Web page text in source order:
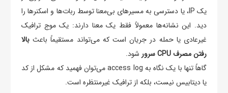
یک IP، یا دسترسی به مسیرهای بی‌معنا توسط ربات‌ها و اسکنرها را
دید. این نشانه‌ها معمولاً فقط یک معنا دارند: یک موج ترافیک
غیرعادی یا حمله در جریان است که می‌تواند مستقیماً باعث بالا
رفتن مصرف CPU سرور
شود.
گاهاً تنها با یک نگاه به access log می‌توان فهمید که مشکل از کد
یا دیتابیس نیست، بلکه از ترافیک غیرمنتظره است.